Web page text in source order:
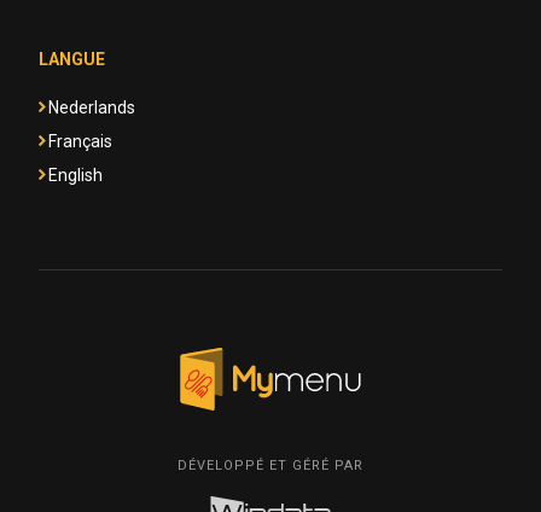
LANGUE
Nederlands
Français
English
DÉVELOPPÉ ET GÉRÉ PAR